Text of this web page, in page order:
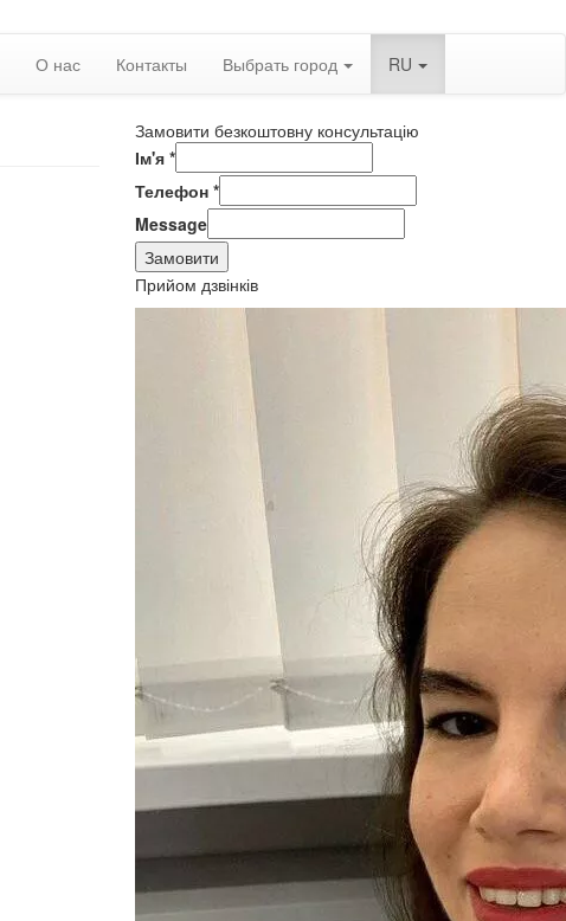
О нас Контакты Выбрать город RU
Замовити безкоштовну консультацію
Ім'я *
Телефон *
Message
Замовити
Прийом дзвінків